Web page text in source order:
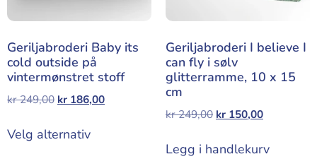
Geriljabroderi Baby its
cold outside på
vintermønstret stoff
kr249,00 kr 186,00
Velg alternativ
Geriljabroderi I believe I
can fly i sølv
glitterramme, 10 x 15
cm
kr249,00 kr 150,00
Legg i handlekurv